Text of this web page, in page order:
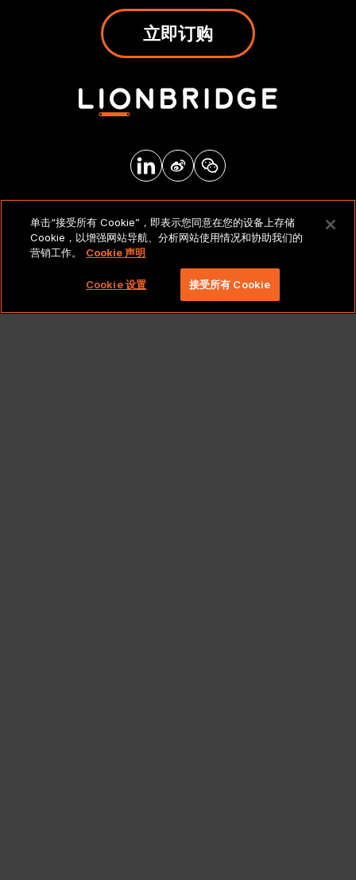
立即订购
法律声明和政策
版权所有 2026 北京莱博智环球科技有限公司。保留所有
权利。
单击“接受所有 Cookie”，即表示您同意在您的设备上存储
Cookie，以增强网站导航、分析网站使用情况和协助我们的
营销工作。
Cookie 声明
Cookie 设置 接受所有 Cookie